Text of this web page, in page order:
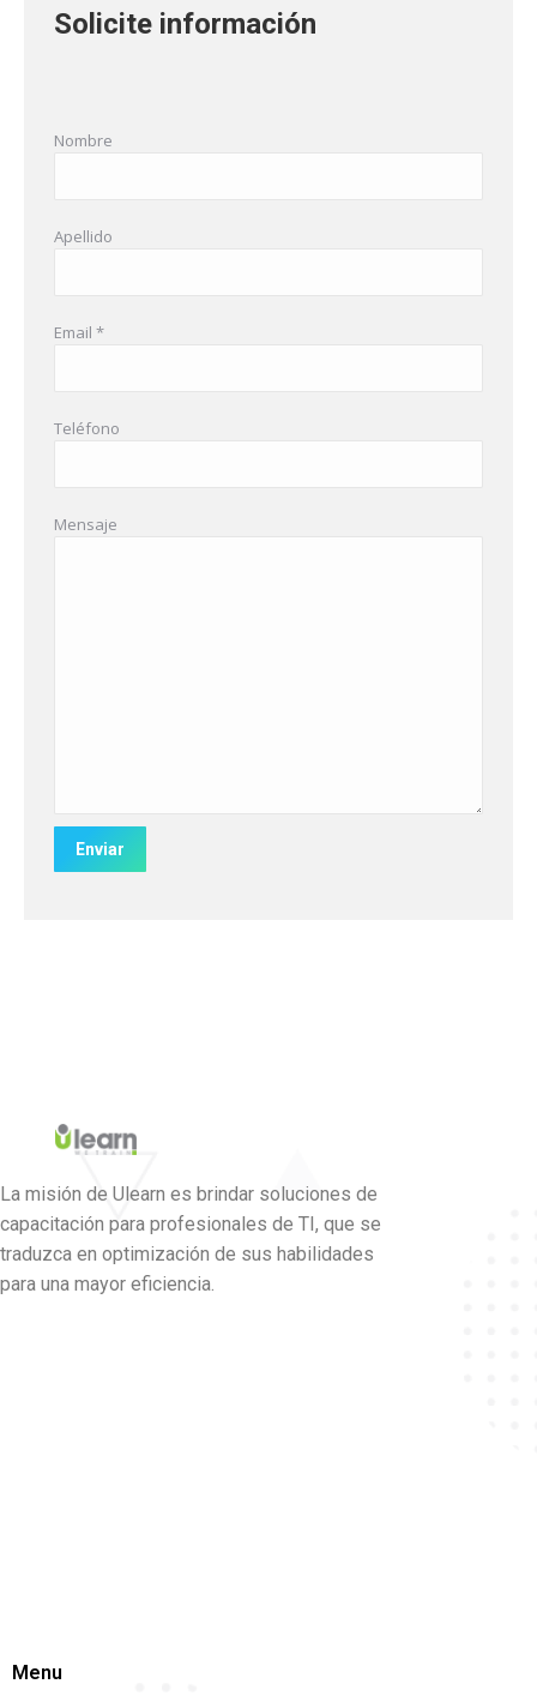
Solicite información
Nombre
Apellido
Email *
Teléfono
Mensaje
La misión de Ulearn es brindar soluciones de
capacitación para profesionales de TI, que se
traduzca en optimización de sus habilidades
para una mayor eficiencia.
Menu